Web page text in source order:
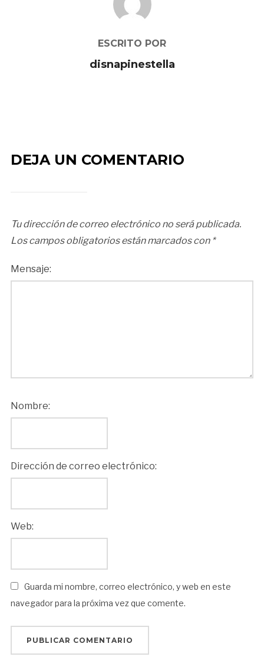
ESCRITO POR
disnapinestella
DEJA UN COMENTARIO
Tu dirección de correo electrónico no será publicada.
Los campos obligatorios están marcados con *
Mensaje:
Nombre:
Dirección de correo electrónico:
Web:
Guarda mi nombre, correo electrónico, y web en este
navegador para la próxima vez que comente.